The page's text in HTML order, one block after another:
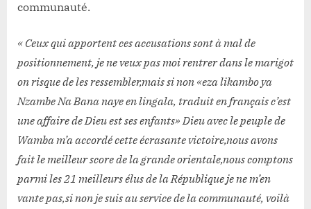
communauté.
« Ceux qui apportent ces accusations sont à mal de
positionnement, je ne veux pas moi rentrer dans le marigot
on risque de les ressembler,mais si non «eza likambo ya
Nzambe Na Bana naye en lingala, traduit en français c’est
une affaire de Dieu est ses enfants» Dieu avec le peuple de
Wamba m’a accordé cette écrasante victoire,nous avons
fait le meilleur score de la grande orientale,nous comptons
parmi les 21 meilleurs élus de la République je ne m’en
vante pas,si non je suis au service de la communauté, voilà